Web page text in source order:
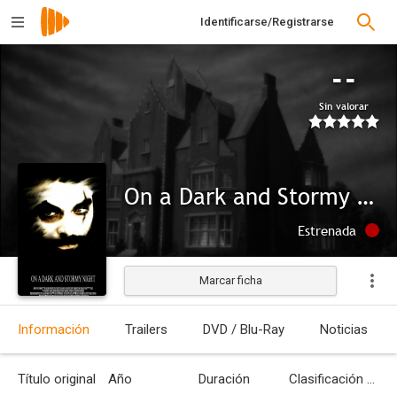
Identificarse/Registrarse
--
Sin valorar
On a Dark and Stormy Night
Estrenada
Marcar ficha
Información Trailers DVD / Blu-Ray Noticias
Título original Año Duración Clasificación por edades